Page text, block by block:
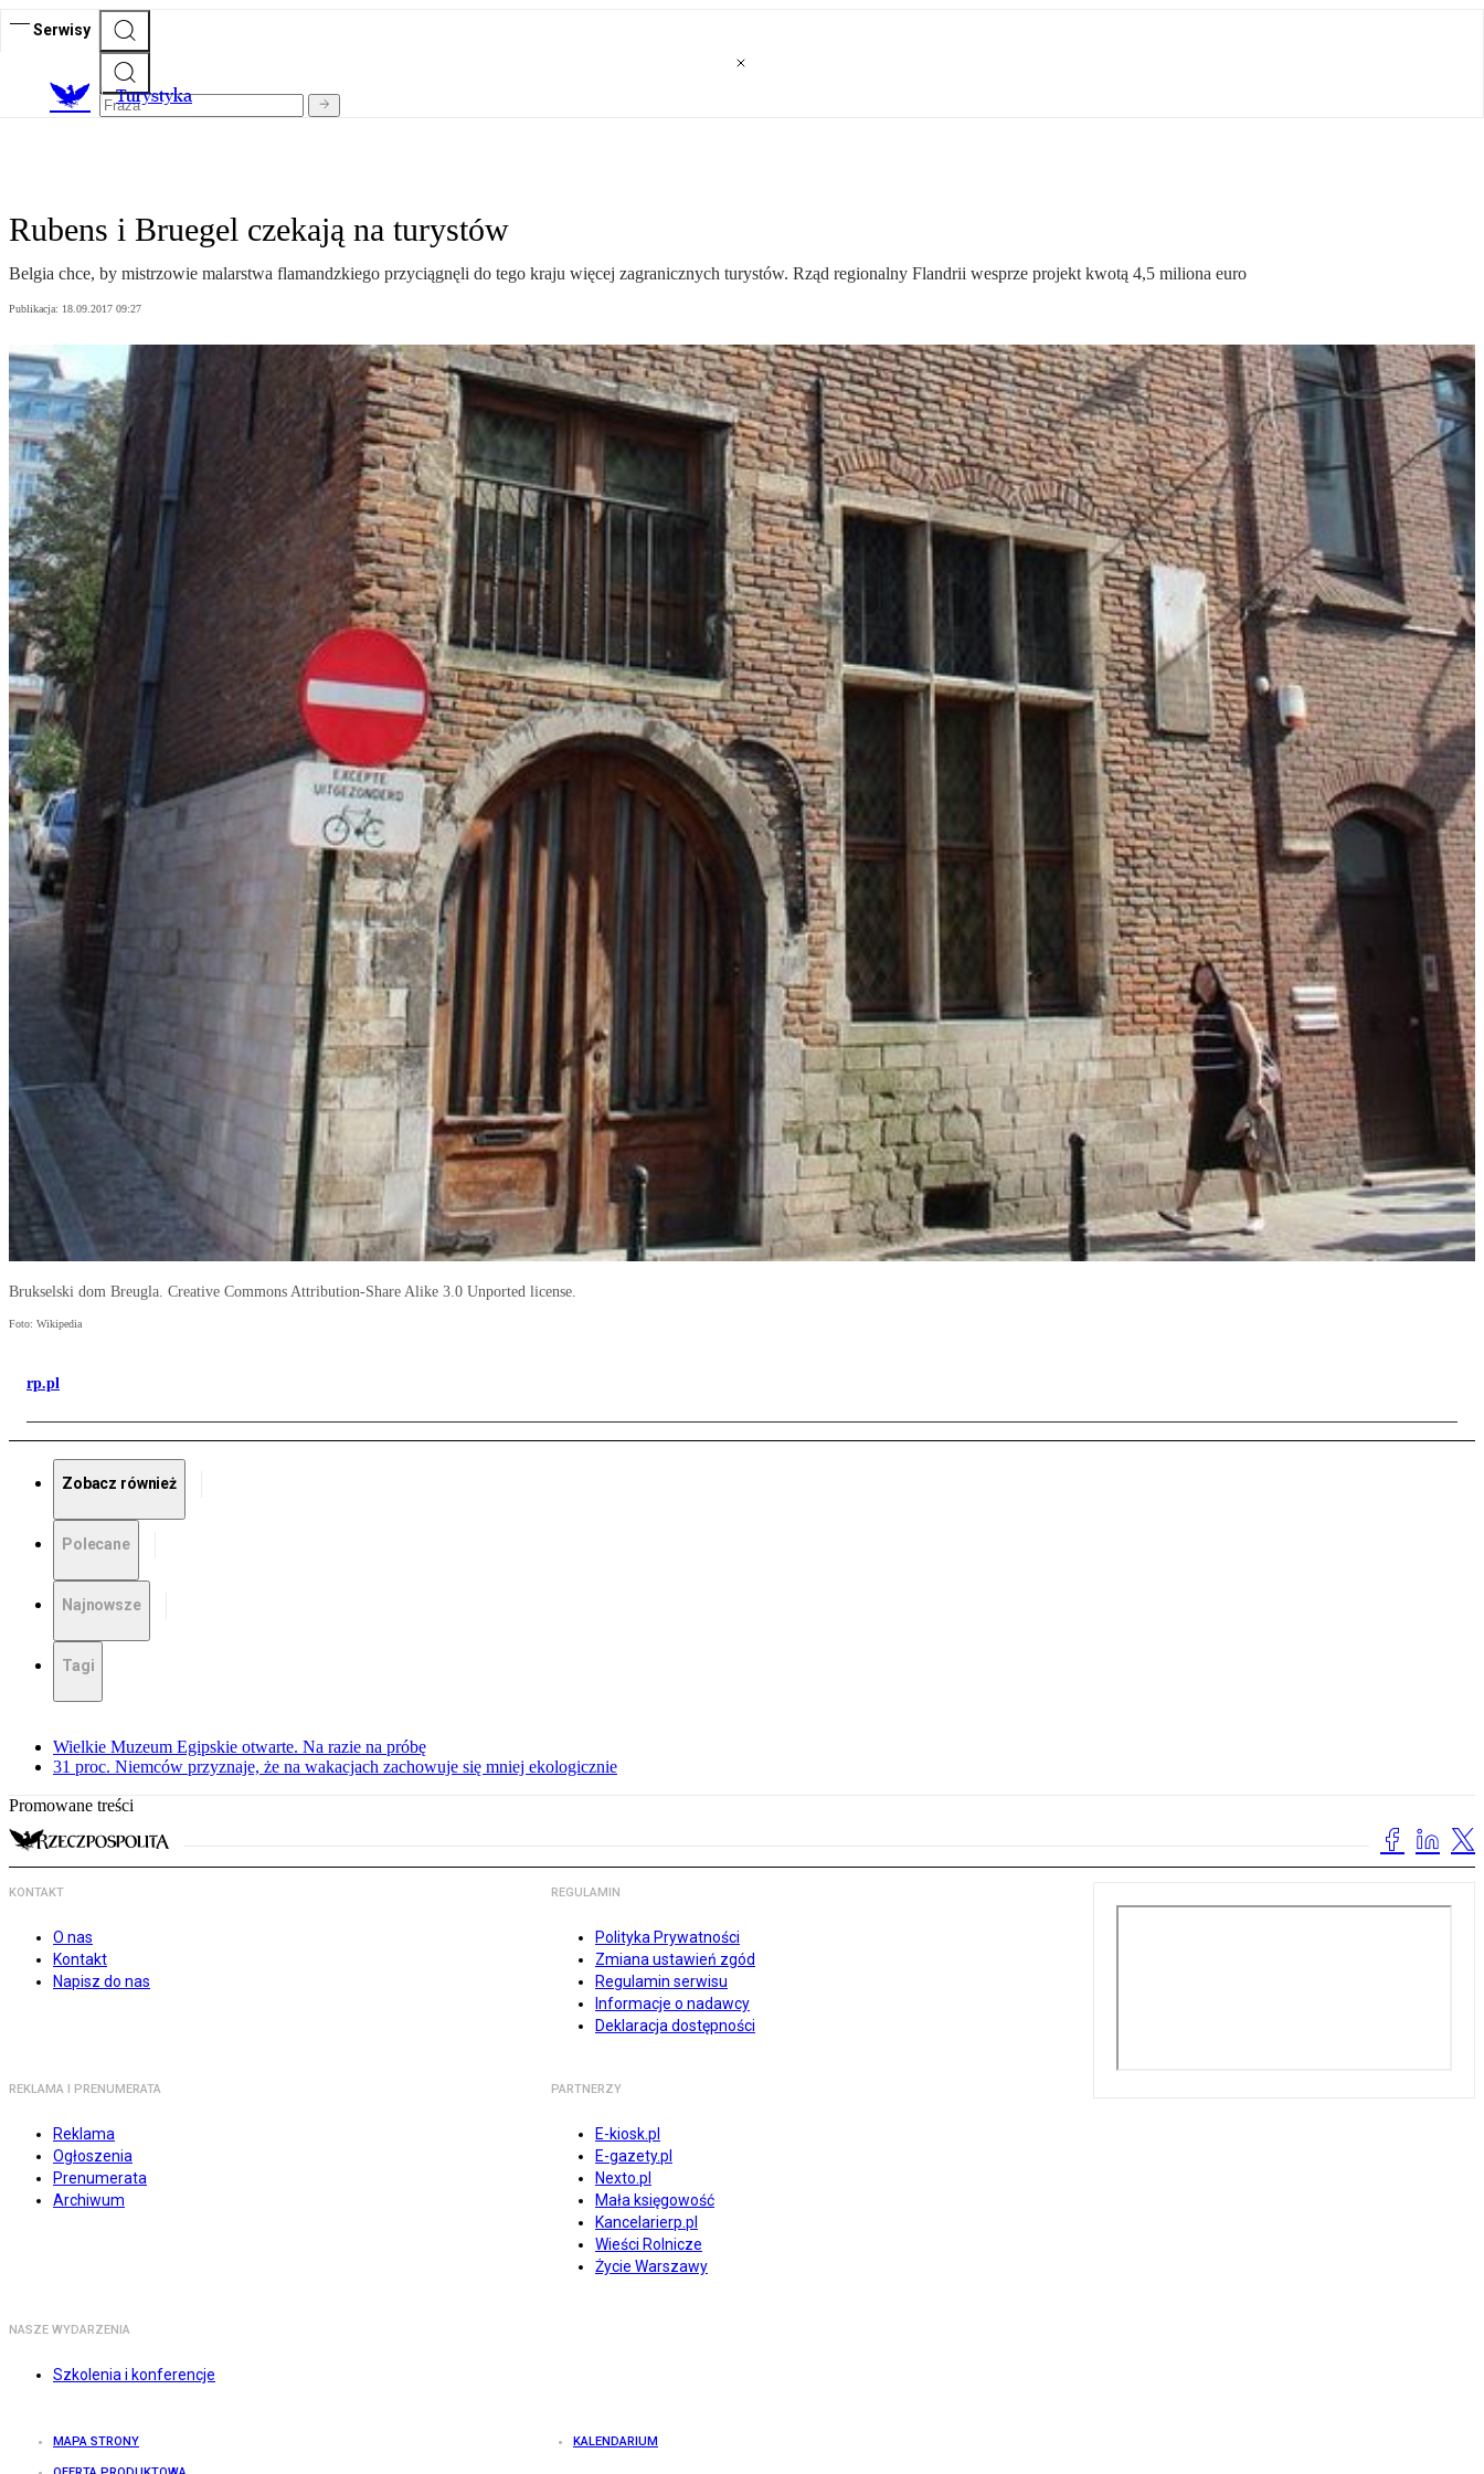
Serwisy
Turystyka
Rubens i Bruegel czekają na turystów
Belgia chce, by mistrzowie malarstwa flamandzkiego przyciągnęli do tego kraju więcej zagranicznych turystów. Rząd regionalny Flandrii wesprze projekt kwotą 4,5 miliona euro
Publikacja: 18.09.2017 09:27
Brukselski dom Breugla. Creative Commons Attribution-Share Alike 3.0 Unported license.
Foto: Wikipedia
rp.pl
Zobacz również
Polecane
Najnowsze
Tagi
Wielkie Muzeum Egipskie otwarte. Na razie na próbę
31 proc. Niemców przyznaje, że na wakacjach zachowuje się mniej ekologicznie
Promowane treści
KONTAKT
O nas
Kontakt
Napisz do nas
REGULAMIN
Polityka Prywatności
Zmiana ustawień zgód
Regulamin serwisu
Informacje o nadawcy
Deklaracja dostępności
REKLAMA I PRENUMERATA
Reklama
Ogłoszenia
Prenumerata
Archiwum
PARTNERZY
E-kiosk.pl
E-gazety.pl
Nexto.pl
Mała księgowość
Kancelarierp.pl
Wieści Rolnicze
Życie Warszawy
NASZE WYDARZENIA
Szkolenia i konferencje
MAPA STRONY KALENDARIUM